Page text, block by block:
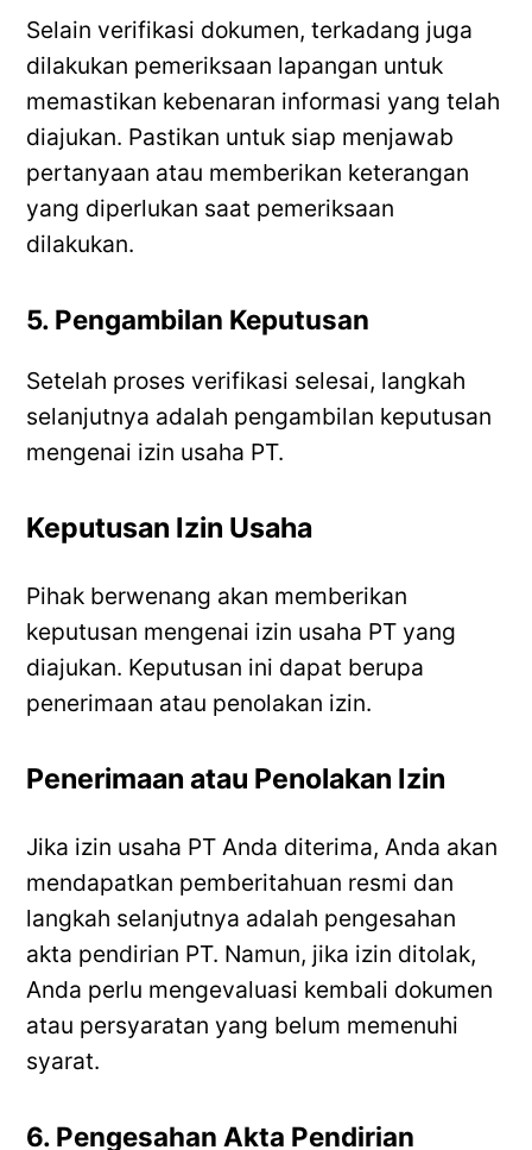
Selain verifikasi dokumen, terkadang juga
dilakukan pemeriksaan lapangan untuk
memastikan kebenaran informasi yang telah
diajukan. Pastikan untuk siap menjawab
pertanyaan atau memberikan keterangan
yang diperlukan saat pemeriksaan
dilakukan.
5. Pengambilan Keputusan
Setelah proses verifikasi selesai, langkah
selanjutnya adalah pengambilan keputusan
mengenai izin usaha PT.
Keputusan Izin Usaha
Pihak berwenang akan memberikan
keputusan mengenai izin usaha PT yang
diajukan. Keputusan ini dapat berupa
penerimaan atau penolakan izin.
Penerimaan atau Penolakan Izin
Jika izin usaha PT Anda diterima, Anda akan
mendapatkan pemberitahuan resmi dan
langkah selanjutnya adalah pengesahan
akta pendirian PT. Namun, jika izin ditolak,
Anda perlu mengevaluasi kembali dokumen
atau persyaratan yang belum memenuhi
syarat.
6. Pengesahan Akta Pendirian